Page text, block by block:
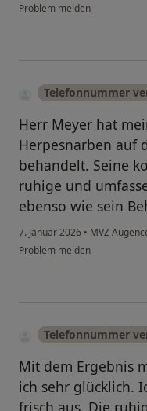
Problem melden
Telefonnummer
Herr Meyer hat
Herpesnarben auf
behandelt. Seine
ruhige und
ebenso wie sein
7. Januar 2026 • MVZ
Problem melden
Telefonnummer
Mit dem Ergebnis
ich sehr glücklich.
frisch aus. Die